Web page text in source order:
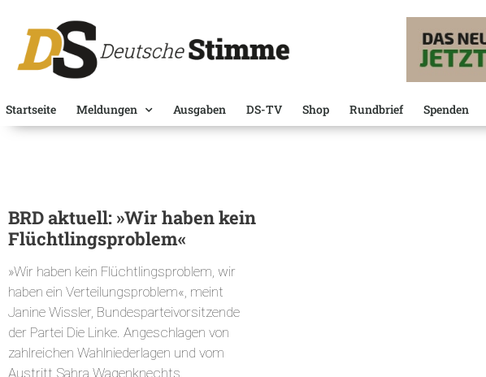
Startseite Meldungen Ausgaben DS-TV Shop Rundbrief Spenden
BRD aktuell: »Wir haben kein
Flüchtlingsproblem«
»Wir haben kein Flüchtlingsproblem, wir
haben ein Verteilungsproblem«, meint
Janine Wissler, Bundesparteivorsitzende
der Partei Die Linke. Angeschlagen von
zahlreichen Wahlniederlagen und vom
Austritt Sahra Wagenknechts,